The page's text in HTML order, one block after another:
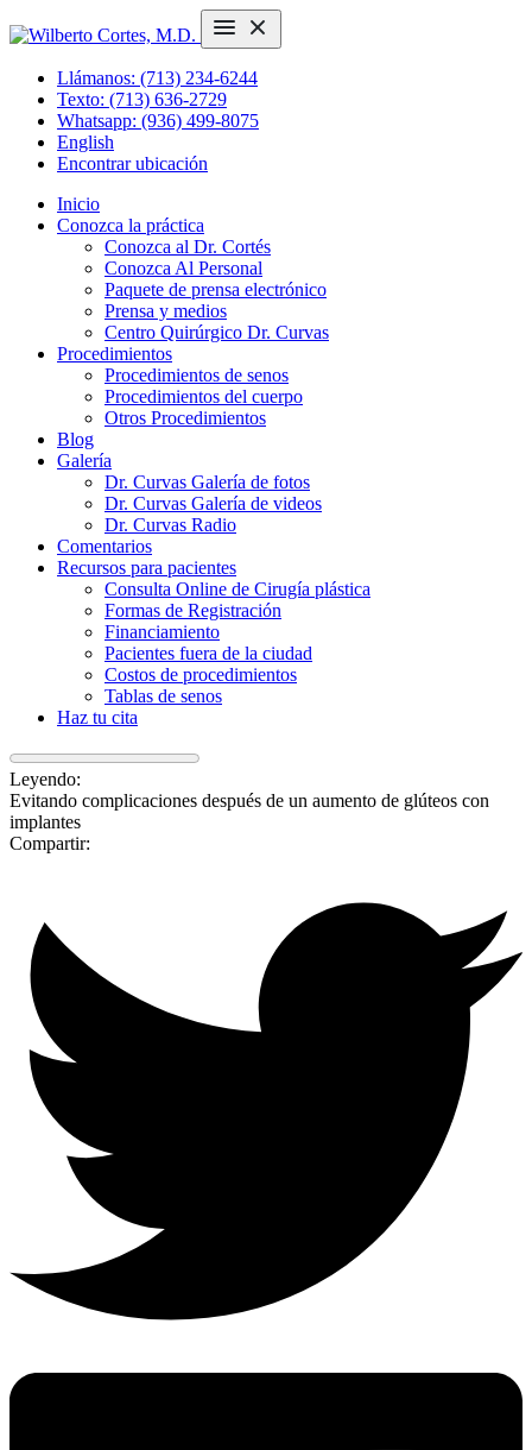
Llámanos: (713) 234-6244
Texto: (713) 636-2729
Whatsapp: (936) 499-8075
English
Encontrar ubicación
Inicio
Conozca la práctica
Conozca al Dr. Cortés
Conozca Al Personal
Paquete de prensa electrónico
Prensa y medios
Centro Quirúrgico Dr. Curvas
Procedimientos
Procedimientos de senos
Procedimientos del cuerpo
Otros Procedimientos
Blog
Galería
Dr. Curvas Galería de fotos
Dr. Curvas Galería de videos
Dr. Curvas Radio
Comentarios
Recursos para pacientes
Consulta Online de Cirugía plástica
Formas de Registración
Financiamiento
Pacientes fuera de la ciudad
Costos de procedimientos
Tablas de senos
Haz tu cita
Leyendo:
Evitando complicaciones después de un aumento de glúteos con
implantes
Compartir: